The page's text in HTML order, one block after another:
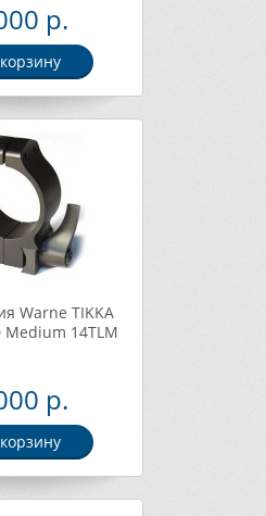
р.
Warne TIKKA
Medium 14TLM
р.